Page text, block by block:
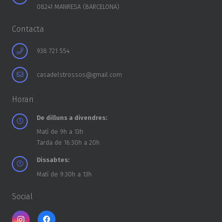
08241 MANRESA (BARCELONA)
Contacta
938 721 554
casadelstrossos@gmail.com
Horari
De dilluns a divendres:
Matí de 9h a 13h
Tarda de 16:30h a 20h
Dissabtes:
Matí de 9:30h a 13h
Social